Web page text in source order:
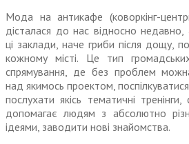
Мода на антикафе (коворкінг-
дісталася до нас відносно
ці зак­лади, наче гриби після дощу,
кожному місті. Це тип
спрямування, де без проблем
над якимось проектом,
послухати якісь тематичні тренінги,
допомагає людям з абсолютно
ідеями, заводити нові знайомства.